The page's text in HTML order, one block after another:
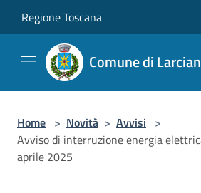
Regione Toscana
Comune di
Home > Novità > Avvisi >
Avviso di interruzione energia
aprile 2025